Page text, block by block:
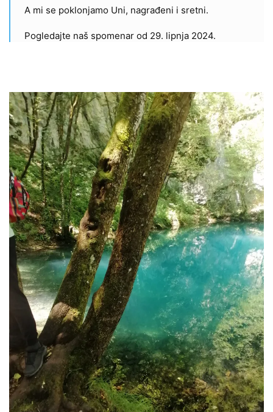
A mi se poklonjamo Uni, nagrađeni i sretni.
Pogledajte naš spomenar od 29. lipnja 2024.